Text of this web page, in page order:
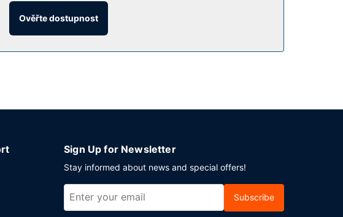
příležitostí k setkání s ostatními hosty, se koná vždy v
snídani zdarma.
Ověřte dostupnost
Sign Up for Newsletter
Stay informed about news and special offers!
Subscribe